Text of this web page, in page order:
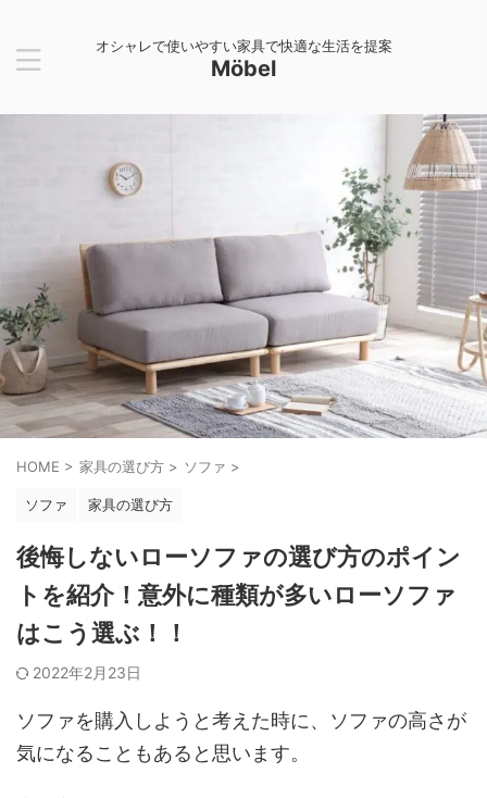
オシャレで使いやすい家具で快適な生活を提案
Möbel
HOME > 家具の選び方 > ソファ >
ソファ 家具の選び方
後悔しないローソファの選び方のポイン
トを紹介！意外に種類が多いローソファ
はこう選ぶ！！
2022年2月23日
ソファを購入しようと考えた時に、ソファの高さが
気になることもあると思います。